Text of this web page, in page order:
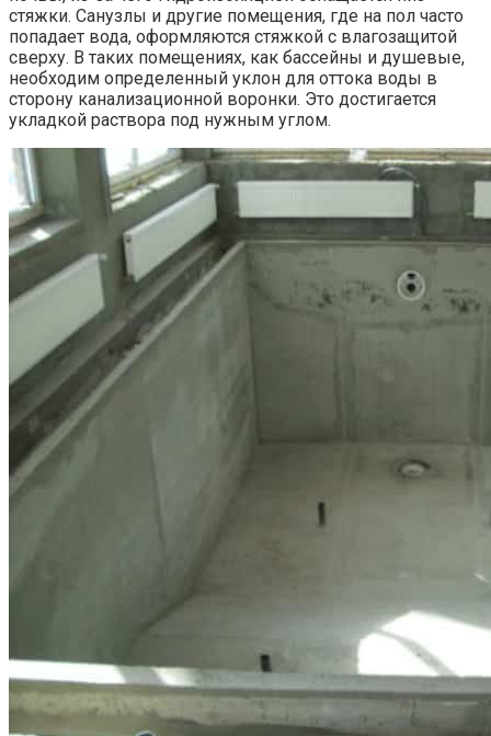
стяжки. Санузлы и другие помещения, где на пол часто
попадает вода, оформляются стяжкой с влагозащитой
сверху. В таких помещениях, как бассейны и душевые,
необходим определенный уклон для оттока воды в
сторону канализационной воронки. Это достигается
укладкой раствора под нужным углом.